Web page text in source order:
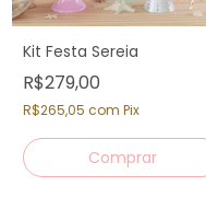
Kit Festa Sereia
R$279,00
R$265,05 com Pix